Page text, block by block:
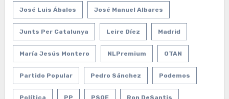
José Luis Ábalos José Manuel Albares
Junts Per Catalunya Leire Díez Madrid
María Jesús Montero NLPremium OTAN
Partido Popular Pedro Sánchez Podemos
Política PP PSOE Ron DeSantis